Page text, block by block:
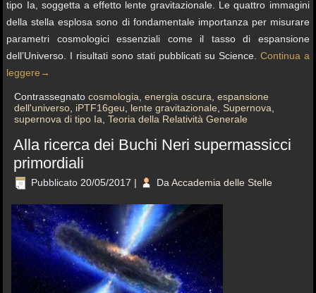
tipo Ia, soggetta a effetto lente gravitazionale. Le quattro immagini
della stella esplosa sono di fondamentale importanza per misurare
parametri cosmologici essenziali come il tasso di espansione
dell’Universo. I risultati sono stati pubblicati su Science. Continua a
leggere →
Contrassegnato cosmologia ,energia oscura ,espansione
dell'universo iPTF16geu lente gravitazionale Supernova
supernova di tipo Ia ,Teoria della Relatività Generale
Alla ricerca dei Buchi Neri supermassicci
primordiali
Pubblicato 20/05/2017 | Da Accademia delle Stelle